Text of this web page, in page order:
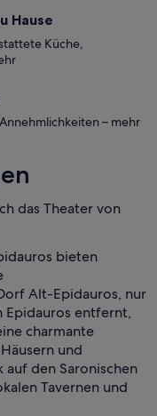
Hause
Küche,
– mehr
das Theater von
bieten
Alt-Epidauros, nur
Epidauros entfernt,
charmante
und
den Saronischen
Tavernen und